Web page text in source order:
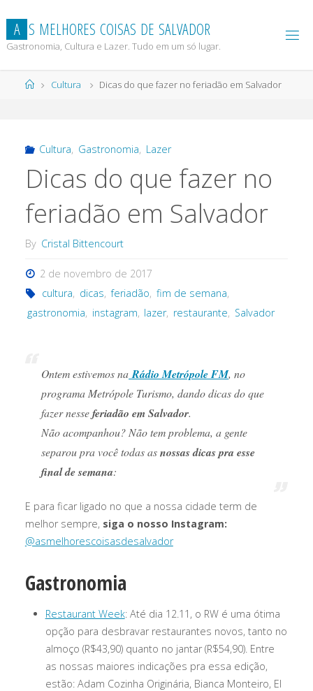
content
A S MELHORES COISAS DE SALVADOR
Gastronomia, Cultura e Lazer. Tudo em um só lugar.
HomeCultura Dicas do que fazer no feriadão em Salvador
Cultura, Gastronomia, Lazer
Dicas do que fazer no
feriadão em Salvador
By Cristal Bittencourt
2 de novembro de 2017
cultura, dicas, feriadão, fim de semana,
gastronomia, instagram, lazer, restaurante, Salvador
Ontem estivemos naRádio Metrópole FM, no
programa Metrópole Turismo, dando dicas do que
fazer nesseferiadão em Salvador.
Não acompanhou? Não tem problema, a gente
separou pra você todas asnossas dicas pra esse
final de semana:
E para ficar ligado no que a nossa cidade term de
melhor sempre, siga o nosso Instagram:
@asmelhorescoisasdesalvador
Gastronomia
Restaurant Week: Até dia 12.11, o RW é uma ótima
opção para desbravar restaurantes novos, tanto no
almoço (R$43,90) quanto no jantar (R$54,90). Entre
as nossas maiores indicações pra essa edição,
estão: Adam Cozinha Originária, Bianca Monteiro, El